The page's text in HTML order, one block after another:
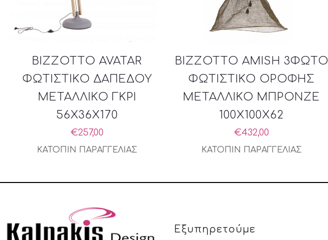
BIZZOTTO AVATAR
ΦΩΤΙΣΤΙΚΟ ΔΑΠΕΔΟΥ
ΜΕΤΑΛΛΙΚΟ ΓΚΡΙ
56X36X170
€257,00
ΚΑΤΟΠΙΝ ΠΑΡΑΓΓΕΛΙΑΣ
BIZZOTTO AMISH 3ΦΩΤΟ
ΦΩΤΙΣΤΙΚΟ ΟΡΟΦΗΣ
ΜΕΤΑΛΛΙΚΟ ΜΠΡΟΝΖΕ
100X100X62
€432,00
ΚΑΤΟΠΙΝ ΠΑΡΑΓΓΕΛΙΑΣ
Εξυπηρετούμε